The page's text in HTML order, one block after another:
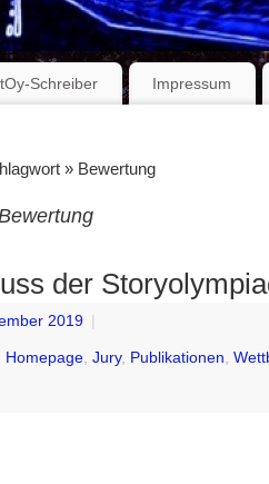
Schreiber Impressum
» Bewertung
der
2019
Homepage, Jury, Publikationen,